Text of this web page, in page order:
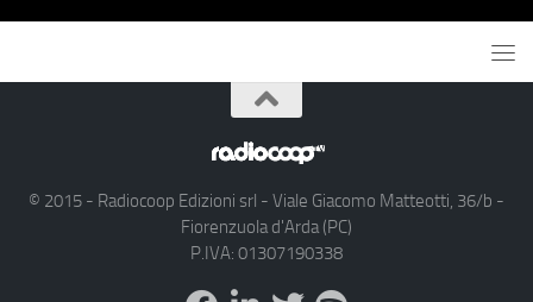
© 2015 - Radiocoop Edizioni srl - Viale Giacomo Matteotti, 36/b -
Fiorenzuola d'Arda (PC)
P.IVA: 01307190338